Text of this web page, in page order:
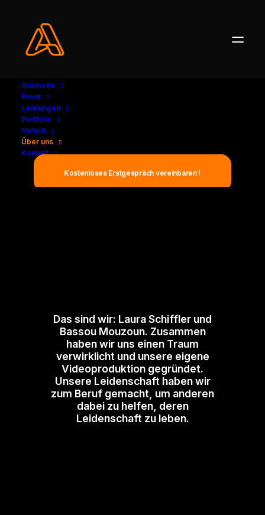
Startseite
Event
Leistungen
Portfolio
Verleih
Über uns
Kontakt
Kostenloses Erstgespräch vereinbaren !
Das sind wir: Laura Schiffler und
Bassou Mouzoun. Zusammen
haben wir uns einen Traum
verwirklicht und unsere eigene
Videoproduktion gegründet.
Unsere Leidenschaft haben wir
zum Beruf gemacht, um anderen
dabei zu helfen, deren
Leidenschaft zu leben.